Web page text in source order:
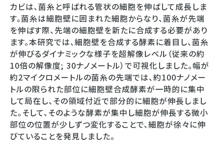
カビは、菌糸と呼ばれる管状の細胞を伸ばして成長しま
す。菌糸は細胞壁に囲まれた細胞からなり、菌糸が先端
を伸ばす際、先端の細胞壁を新たに合成する必要があり
ます。本研究では、細胞壁を合成する酵素に着目し、菌糸
が伸びるダイナミックな様子を超解像レベル（従来の約
10倍の解像度; 30ナノメートル）で可視化しました。幅が
約2マイクロメートルの菌糸の先端では、約100ナノメー
トルの限られた部位に細胞壁合成酵素が一時的に集中
して局在し、その領域付近で部分的に細胞が伸長しまし
た。そして、そのような酵素が集中し細胞が伸長する微小
部位の位置が少しずつ変化することで、細胞が徐々に伸
びていることを発見しました。